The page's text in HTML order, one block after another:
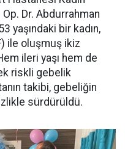
Op. Dr. Abdurrahman
yaşındaki bir kadın,
ile oluşmuş ikiz
ileri yaşı hem de
riskli gebelik
takibi, gebeliğin
sürdürüldü.